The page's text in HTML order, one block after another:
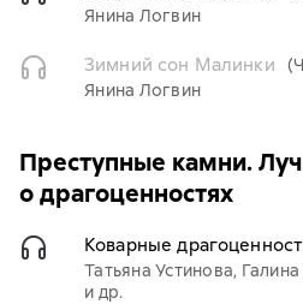
Янина Логвин
Зимний сон Малинки
Янина Логвин
Преступные камни.
о драгоценностях
Коварные
Татьяна Устинова,
и др.